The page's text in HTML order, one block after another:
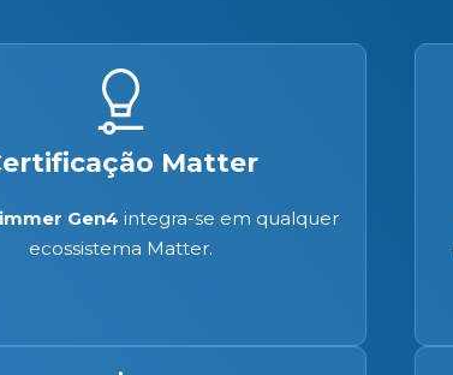
Matter
Gen4 integra-se em qualquer
ecossistema Matter​.